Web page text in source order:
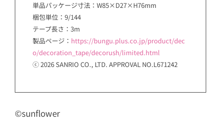
単品パッケージ寸法：W85×D27×H76mm
梱包単位：9/144
テープ長さ：3m
製品ページ： https://bungu.plus.co.jp/product/dec
o/decoration_tape/decorush/limited.html
ⓒ 2026 SANRIO CO., LTD. APPROVAL NO.L671242
©sunflower